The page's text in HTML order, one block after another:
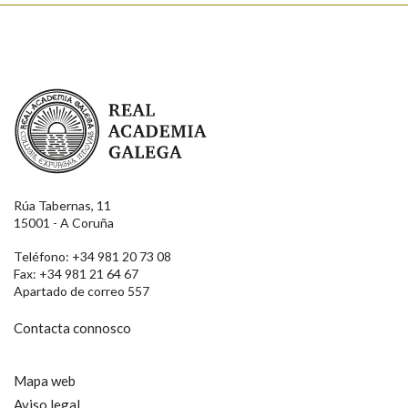
Real Academia Galega
Rúa Tabernas, 11
15001 - A Coruña
Teléfono: +34 981 20 73 08
Fax: +34 981 21 64 67
Apartado de correo 557
Contacta connosco
Mapa web